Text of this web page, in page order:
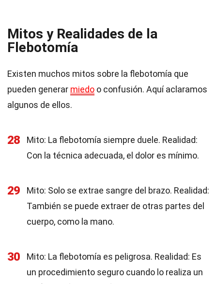
Mitos y Realidades de la
Flebotomía
Existen muchos mitos sobre la flebotomía que
pueden generar miedo o confusión. Aquí aclaramos
algunos de ellos.
28
Mito: La flebotomía siempre duele. Realidad:
Con la técnica adecuada, el dolor es mínimo.
29
Mito: Solo se extrae sangre del brazo. Realidad:
También se puede extraer de otras partes del
cuerpo, como la mano.
30
Mito: La flebotomía es peligrosa. Realidad: Es
un procedimiento seguro cuando lo realiza un